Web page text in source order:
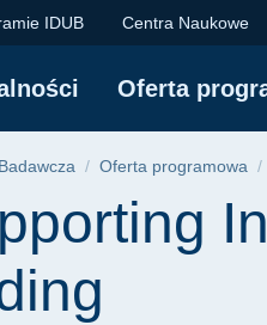
IDUB Centra Naukowe
Oferta
Oferta programowa